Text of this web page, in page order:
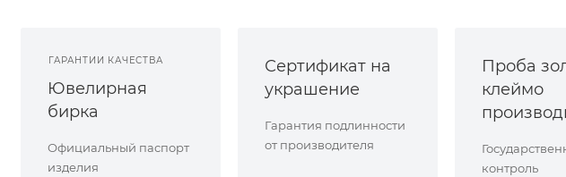
ГАРАНТИИ КАЧЕСТВА
Ювелирная
бирка
Официальный паспорт
изделия
Сертификат на
украшение
Гарантия подлинности
от производителя
Проба
клеймо
контроль